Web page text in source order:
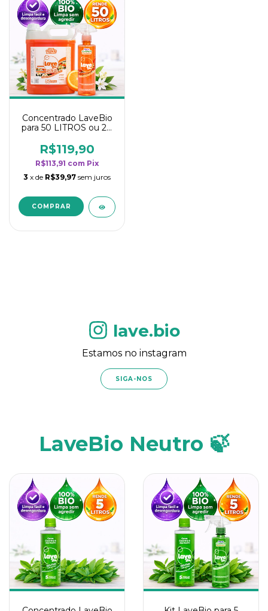
Concentrado LaveBio
para 50 LITROS ou 20
rendimento da
categoria - Flor de
Laranjeira
R$119,90
R$113,91 com Pix
3 x de R$39,97 sem juros
lave.bio
Estamos no instagram
SIGA-NOS
LaveBio Neutro 🍃